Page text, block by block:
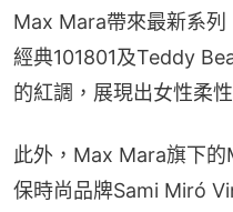
Max Mara帶來最新系列
經典101801及Teddy
的紅調，展現出女性柔
此外，Max Mara旗下
保時尚品牌Sami Miró